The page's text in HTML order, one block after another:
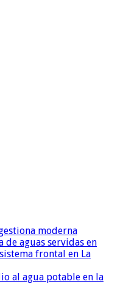
moderna
aguas servidas en
frontal en La
al agua potable en la